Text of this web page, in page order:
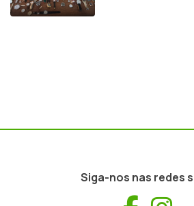
Siga-nos nas redes